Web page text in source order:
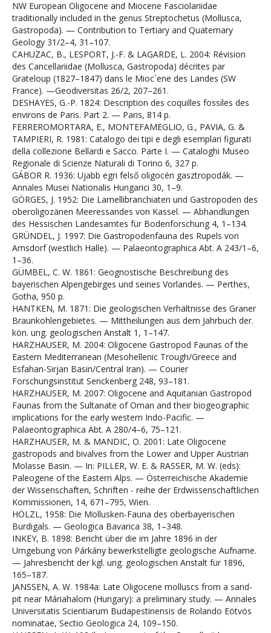
NW European Oligocene and Miocene Fasciolariidae
traditionally included in the genus Streptochetus (Mollusca,
Gastropoda). — Contribution to Tertiary and Quaternary
Geology 31/2–4, 31–107.
CAHUZAC, B., LESPORT, J.-F. & LAGARDE, L. 2004: Révision
des Cancellariidae (Mollusca, Gastropoda) décrites par
Grateloup (1827–1847) dans le Mioc`ene des Landes (SW
France). —Geodiversitas 26/2, 207–261.
DESHAYES, G.-P. 1824: Description des coquilles fossiles des
environs de Paris. Part 2. — Paris, 814 p.
FERREROMORTARA, E., MONTEFAMEGLIO, G., PAVIA, G. &
TAMPIERI, R. 1981: Catalogo dei tipi e degli esemplari figurati
della collezione Bellardi e Sacco. Parte I. — Cataloghi Museo
Regionale di Scienze Naturali di Torino 6, 327 p.
GÁBOR R. 1936: Ujabb egri felső oligocén gasztropodák. —
Annales Musei Nationalis Hungarici 30, 1–9.
GÖRGES, J. 1952: Die Lamellibranchiaten und Gastropoden des
oberoligozänen Meeressandes von Kassel. — Abhandlungen
des Hessischen Landesamtes für Bodenforschung 4, 1–134.
GRÜNDEL, J. 1997: Die Gastropodenfauna des Rupels von
Amsdorf (westlich Halle). — Palaeontographica Abt. A 243/1–6,
1–36.
GÜMBEL, C. W. 1861: Geognostische Beschreibung des
bayerischen Alpengebirges und seines Vorlandes. — Perthes,
Gotha, 950 p.
HANTKEN, M. 1871: Die geologischen Verhältnisse des Graner
Braunkohlengebietes. — Mittheilungen aus dem Jahrbuch der.
kön. ung. geologischen Anstalt 1, 1–147.
HARZHAUSER, M. 2004: Oligocene Gastropod Faunas of the
Eastern Mediterranean (Mesohellenic Trough/Greece and
Esfahan-Sirjan Basin/Central Iran). — Courier
Forschungsinstitut Senckenberg 248, 93–181.
HARZHAUSER, M. 2007: Oligocene and Aquitanian Gastropod
Faunas from the Sultanate of Oman and their biogeographic
implications for the early western Indo-Pacific. —
Palaeontographica Abt. A 280/4–6, 75–121.
HARZHAUSER, M. & MANDIC, O. 2001: Late Oligocene
gastropods and bivalves from the Lower and Upper Austrian
Molasse Basin. — In: PILLER, W. E. & RASSER, M. W. (eds):
Paleogene of the Eastern Alps. — Österreichische Akademie
der Wissenschaften, Schriften - reihe der Erdwissenschaftlichen
Kommissionen, 14, 671–795, Wien.
HÖLZL, 1958: Die Mollusken-Fauna des oberbayerischen
Burdigals. — Geologica Bavarica 38, 1–348.
INKEY, B. 1898: Bericht über die im Jahre 1896 in der
Umgebung von Párkány bewerkstelligte geologische Aufname.
— Jahresbericht der kgl. ung. geologischen Anstalt für 1896,
165–187.
JANSSEN, A. W. 1984a: Late Oligocene molluscs from a sand-
pit near Máriahalom (Hungary): a preliminary study. — Annales
Universitatis Scientiarum Budapestinensis de Rolando Eötvös
nominatae, Sectio Geologica 24, 109–150.